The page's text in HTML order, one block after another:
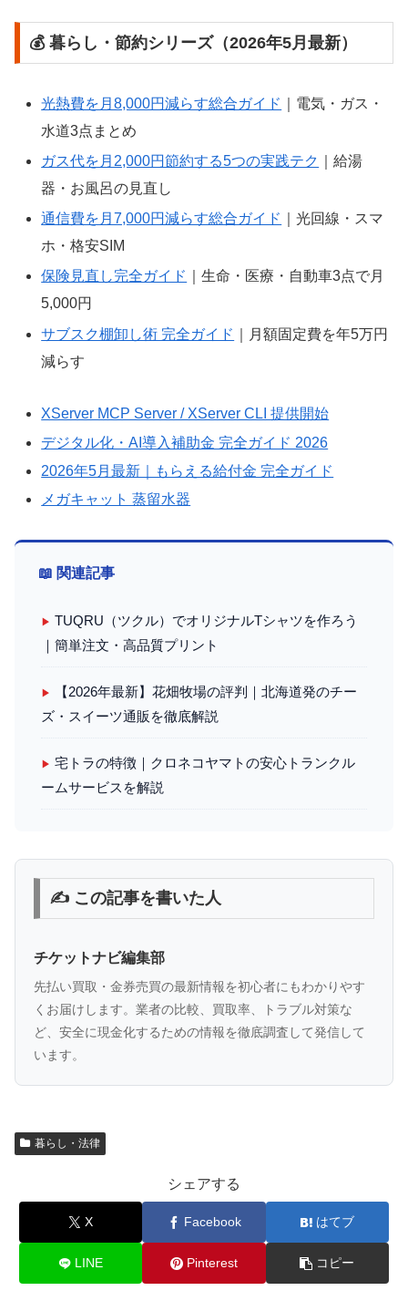
💰 暮らし・節約シリーズ（2026年5月最新）
光熱費を月8,000円減らす総合ガイド
｜電気・ガス・
水道3点まとめ
ガス代を月2,000円節約する5つの実践テク
｜給湯
器・お風呂の見直し
通信費を月7,000円減らす総合ガイド
｜光回線・スマ
ホ・格安SIM
保険見直し完全ガイド
｜生命・医療・自動車3点で月
5,000円
サブスク棚卸し術 完全ガイド
｜月額固定費を年5万円
減らす
XServer MCP Server / XServer CLI 提供開始
デジタル化・AI導入補助金 完全ガイド 2026
2026年5月最新｜もらえる給付金 完全ガイド
メガキャット 蒸留水器
📖 関連記事
▶ TUQRU（ツクル）でオリジナルTシャツを作ろう
｜簡単注文・高品質プリント
▶
【2026年最新】花畑牧場の評判｜北海道発のチー
ズ・スイーツ通販を徹底解説
▶ 宅トラの特徴｜クロネコヤマトの安心トランクル
ームサービスを解説
✍️ この記事を書いた人
チケットナビ編集部
先払い買取・金券売買の最新情報を初心者にもわかりやす
くお届けします。業者の比較、買取率、トラブル対策な
ど、安全に現金化するための情報を徹底調査して発信して
います。
暮らし・法律
シェアする
X Facebook はてブ
LINE Pinterest コピー